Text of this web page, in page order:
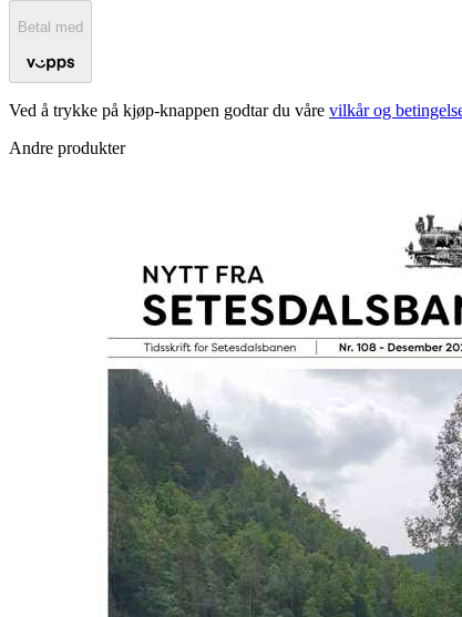
Betal med
Ved å trykke på kjøp-knappen godtar du våre vilkår og
Andre produkter